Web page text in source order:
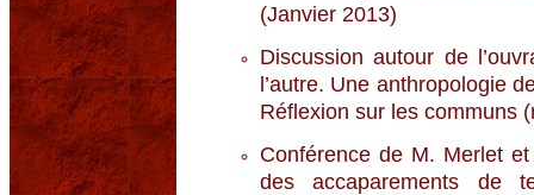
(Janvier 2013)
Discussion autour de
l’autre. Une anthropologie
Réflexion sur les communs
Conférence de M. Merlet
des accaparements de